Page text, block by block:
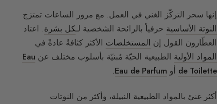
إنها سحر التركّز الغني في العمل. مع مرور الساعات تمتزج
النوتة الأساسية حرفياً بالرائحة الشخصية لـكل بشرة. اعتاد
العطّارون القول إن المستخلصات الأكثر كثافةً عادةً في
المواد الأولية الطبيعية الحيّة مُبنيّة بأسلوب مختلف عن Eau
de Toilette أو Eau de Parfum
.
أكثر غنىً بالمواد الطبيعية النبيلة، وأكثر من النوتات